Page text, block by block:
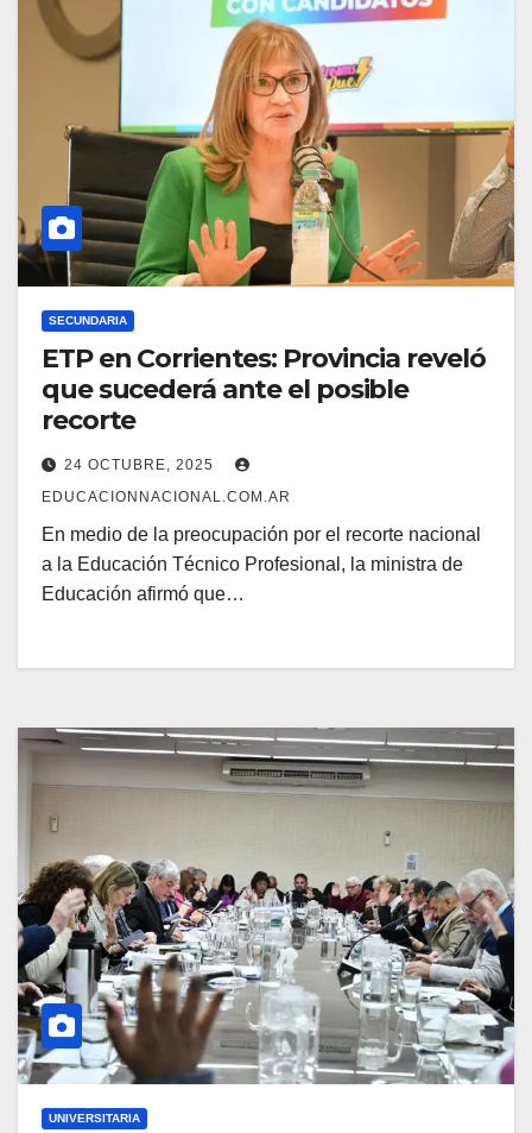
SECUNDARIA
ETP en Corrientes: Provincia reveló
que sucederá ante el posible
recorte
24 OCTUBRE, 2025
EDUCACIONNACIONAL.COM.AR
En medio de la preocupación por el recorte nacional
a la Educación Técnico Profesional, la ministra de
Educación afirmó que…
UNIVERSITARIA